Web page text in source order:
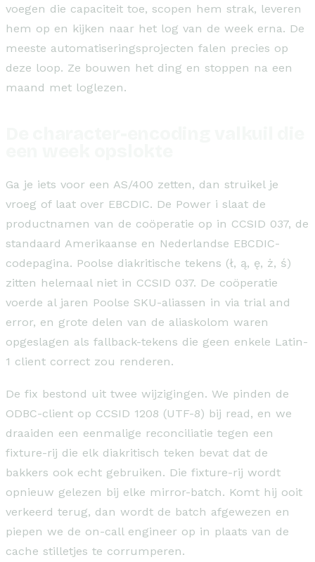
voegen die capaciteit toe, scopen hem strak, leveren
hem op en kijken naar het log van de week erna. De
meeste automatiseringsprojecten falen precies op
deze loop. Ze bouwen het ding en stoppen na een
maand met loglezen.
Ga je iets voor een AS/400 zetten, dan struikel je
vroeg of laat over EBCDIC. De Power i slaat de
productnamen van de coöperatie op in CCSID 037, de
standaard Amerikaanse en Nederlandse EBCDIC-
codepagina. Poolse diakritische tekens (ł, ą, ę, ż, ś)
zitten helemaal niet in CCSID 037. De coöperatie
voerde al jaren Poolse SKU-aliassen in via trial and
error, en grote delen van de aliaskolom waren
opgeslagen als fallback-tekens die geen enkele Latin-
1 client correct zou renderen.
De fix bestond uit twee wijzigingen. We pinden de
ODBC-client op CCSID 1208 (UTF-8) bij read, en we
draaiden een eenmalige reconciliatie tegen een
fixture-rij die elk diakritisch teken bevat dat de
bakkers ook echt gebruiken. Die fixture-rij wordt
opnieuw gelezen bij elke mirror-batch. Komt hij ooit
verkeerd terug, dan wordt de batch afgewezen en
piepen we de on-call engineer op in plaats van de
cache stilletjes te corrumperen.